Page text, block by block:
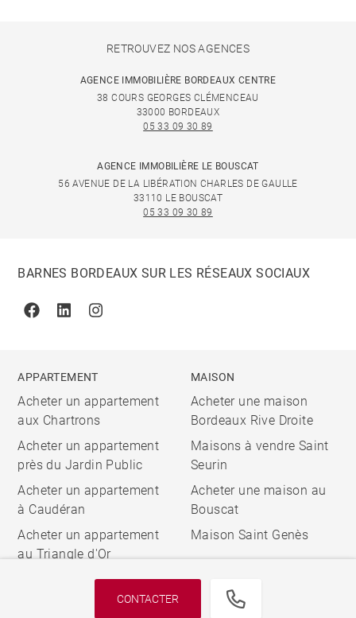
CONTACTER
RETROUVEZ NOS AGENCES
AGENCE IMMOBILIÈRE BORDEAUX CENTRE
38 COURS GEORGES CLÉMENCEAU
33000 BORDEAUX
05 33 09 30 89
AGENCE IMMOBILIÈRE LE BOUSCAT
56 AVENUE DE LA LIBÉRATION CHARLES DE GAULLE
33110 LE BOUSCAT
05 33 09 30 89
BARNES BORDEAUX SUR LES RÉSEAUX SOCIAUX
FacebookLinkedinInstagram
APPARTEMENT
Acheter un appartement
aux Chartrons
Acheter un appartement
près du Jardin Public
Acheter un appartement
à Caudéran
Acheter un appartement
au Triangle d'Or
MAISON
Acheter une maison
Bordeaux Rive Droite
Maisons à vendre Saint
Seurin
Acheter une maison au
Bouscat
Maison Saint Genès
© 2026 BARNES, INTERNATIONAL REALTY - BARNES